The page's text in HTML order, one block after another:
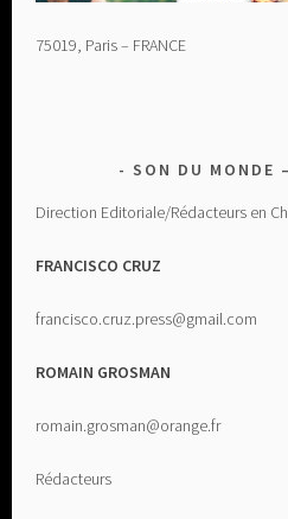
75019, Paris – FRANCE
SON DU MONDE
Direction Editoriale/Rédacteurs en
FRANCISCO CRUZ
francisco.cruz.press@gmail.com
ROMAIN GROSMAN
romain.grosman@orange.fr
Rédacteurs